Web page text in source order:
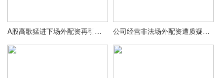
A股高歌猛进下场外配资再引关注，多平台现跑路乱象 公司经营非法场外配资遭质疑，证监会曝光平台多数失效